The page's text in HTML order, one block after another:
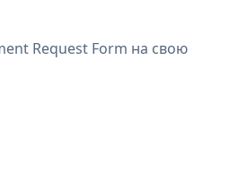
Request Form на свою